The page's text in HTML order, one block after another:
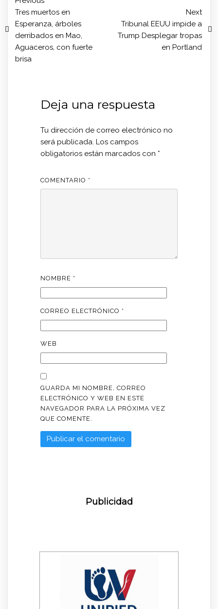
Tres muertos en
Esperanza, árboles
derribados en Mao,
Aguaceros, con fuerte
brisa
Next
Tribunal EEUU impide a
Trump Desplegar tropas
en Portland
Deja una respuesta
Tu dirección de correo electrónico no
será publicada. Los campos
obligatorios están marcados con *
COMENTARIO *
NOMBRE *
CORREO ELECTRÓNICO *
WEB
GUARDA MI NOMBRE, CORREO
ELECTRÓNICO Y WEB EN ESTE
NAVEGADOR PARA LA PRÓXIMA VEZ
QUE COMENTE.
Publicidad